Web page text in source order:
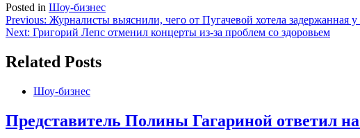
Posted in Шоу-бизнес
Навигация
по
записям
Previous: Журналисты выяснили, чего от Пугачевой хотела задержанная
Next: Григорий Лепс отменил концерты из-за проблем со здоровьем
Related Posts
Шоу-бизнес
Представитель Полины Гагариной ответил на